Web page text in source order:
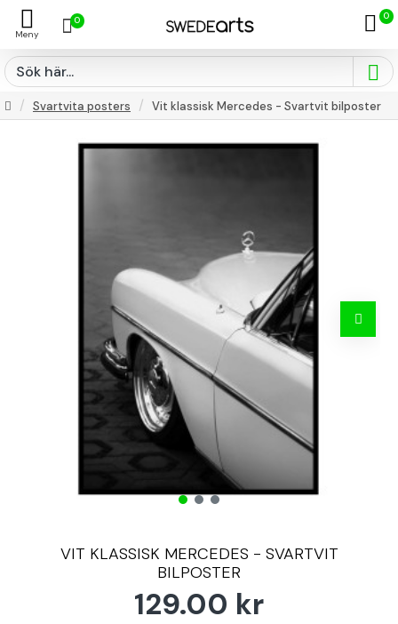
0 0
Svartvita posters Vit klassisk Mercedes - Svartvit bilposter
VIT KLASSISK MERCEDES - SVARTVIT
BILPOSTER
129.00 kr